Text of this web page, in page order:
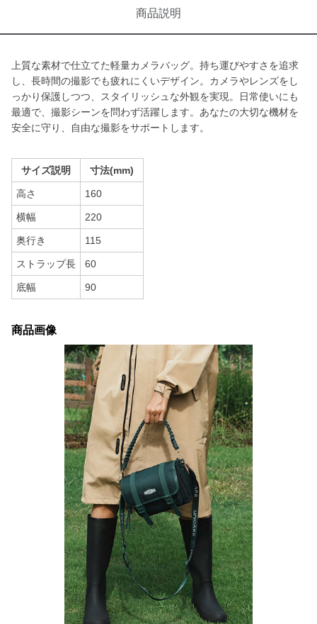
商品説明
上質な素材で仕立てた軽量カメラバッグ。持ち運びやすさを追求
し、長時間の撮影でも疲れにくいデザイン。カメラやレンズをし
っかり保護しつつ、スタイリッシュな外観を実現。日常使いにも
最適で、撮影シーンを問わず活躍します。あなたの大切な機材を
安全に守り、自由な撮影をサポートします。
サイズ説明 寸法(mm)
高さ 160
横幅 220
奥行き 115
ストラップ長 60
底幅 90
商品画像